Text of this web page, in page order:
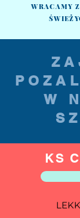
WRACAMY
W
KS